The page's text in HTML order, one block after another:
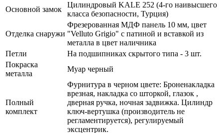
Основной замок
Цилиндровый KALE 252 (4-го наивысшего
класса безопасности, Турция)
Отделка снаружи
Фрезерованная МДФ панель 10 мм, цвет
"Velluto Grigio" с патиной и вставкой из
металла в цвет наличника
Петли
На подшипниках скрытого типа - 3 шт.
Покраска
металла
Муар черный
Полный
комплект
Фурнитура в черном цвете: Броненакладка
врезная, накладка со шторкой, глазок ,
дверная ручка, ночная задвижка. Цилиндр
ключ-вертушка (производитель не
регламентируется), регулируемый
эксцентрик.